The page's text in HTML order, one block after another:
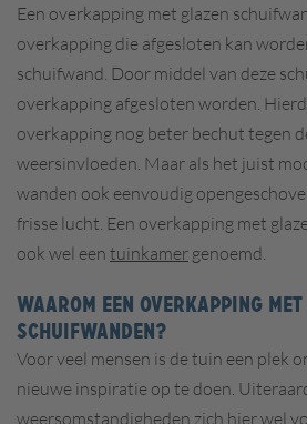
Een overkapping met glazen
overkapping die afgesloten kan
schuifwand. Door middel van deze
overkapping afgesloten worden.
overkapping nog beter bechut tegen
weersinvloeden. Maar als het juist
wanden ook eenvoudig
frisse lucht. Een overkapping met
ook wel een tuinkamer genoemd.
WAAROM EEN OVERKAPPING
SCHUIFWANDEN?
Voor veel mensen is de tuin een plek
nieuwe inspiratie op te doen.
weersomstandigheden zich hier wel